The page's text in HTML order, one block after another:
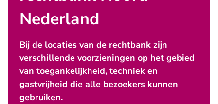
Nederland
Bij de locaties van de rechtbank zijn
verschillende voorzieningen op het gebied
van toegankelijkheid, techniek en
gastvrijheid die alle bezoekers kunnen
gebruiken.